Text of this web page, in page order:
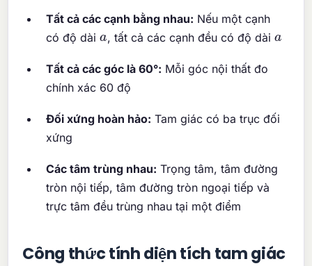
Tất cả các cạnh bằng nhau: Nếu một cạnh
có độ dàia, tất cả các cạnh đều có độ dài a
Tất cả các góc là 60°: Mỗi góc nội thất đo
chính xác 60 độ
Đối xứng hoàn hảo: Tam giác có ba trục đối
xứng
Các tâm trùng nhau: Trọng tâm, tâm đường
tròn nội tiếp, tâm đường tròn ngoại tiếp và
trực tâm đều trùng nhau tại một điểm
Công thức tính diện tích tam giác